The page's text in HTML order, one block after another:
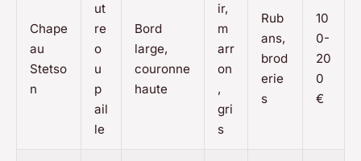
Chape
au
Stetso
n
ut
re
o
u
p
ail
le
Bord
large,
couronne
haute
ir,
m
arr
on
,
gri
s
Rub
ans,
brod
erie
s
10
0-
20
0
€